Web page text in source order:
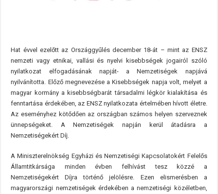
Hat évvel ezelőtt az Országgyűlés december 18-át – mint az ENSZ
nemzeti vagy etnikai, vallási és nyelvi kisebbségek jogairól szóló
nyilatkozat elfogadásának napját- a Nemzetiségek napjává
nyilvánította. Előző megnevezése a Kisebbségek napja volt, melyet a
magyar kormány a kisebbségbarát társadalmi légkör kialakítása és
fenntartása érdekében, az ENSZ nyilatkozata értelmében hívott életre.
Az eseményhez kötődően az országban számos helyen szerveznek
ünnepségeket. A Nemzetiségek napján kerül átadásra a
Nemzetiségekért Díj.
A Miniszterelnökség Egyházi és Nemzetiségi Kapcsolatokért Felelős
Államtitkársága minden évben felhívást tesz közzé a
Nemzetiségekért Díjra történő jelölésre. Ezen elismerésben a
magyarországi nemzetiségek érdekében a nemzetiségi közéletben,